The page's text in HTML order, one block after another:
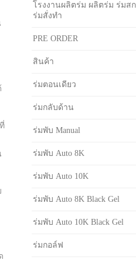
โรงงานผลิตร่ม ผลิตร่ม ร่มส
ร่มสั่งทำ
PRE ORDER
สินค้า
ร่มตอนเดียว
ร่มกลับด้าน
ร่มพับ Manual
ร่มพับ Auto 8K
ร่มพับ Auto 10K
ร่มพับ Auto 8K Black Gel
ร่มพับ Auto 10K Black Gel
ร่มกอล์ฟ